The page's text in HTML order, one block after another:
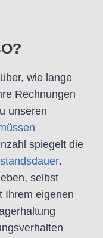
wie lange
Rechnungen
unseren
spiegelt die
.
selbst
Ihrem eigenen